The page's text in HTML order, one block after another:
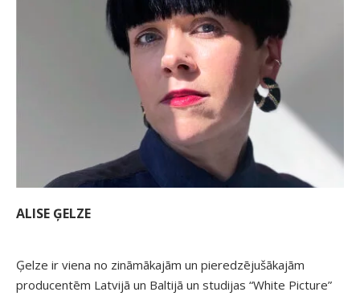
ALISE ĢELZE
Ģelze ir viena no zināmākajām un pieredzējušākajām
producentēm Latvijā un Baltijā un studijas “White Picture”